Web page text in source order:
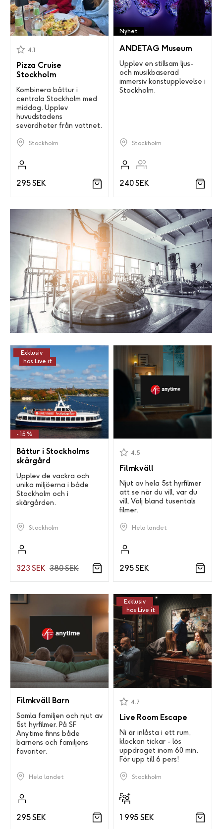
Pizza Cruise
Stockholm
4.1
Kombinera båttur i
centrala Stockholm med
middag. Upplev
huvudstadens
sevärdheter från vattnet.
Stockholm
295 SEK
Nyhet
ANDETAG Museum
Upplev en stillsam ljus-
och musikbaserad
immersiv konstupplevelse i
Stockholm.
Stockholm
240 SEK
- 15 %
Exklusiv
hos Live it
Båttur i Stockholms
skärgård
Upplev de vackra och
unika miljöerna i både
Stockholm och i
skärgården.
Stockholm
323 SEK 380 SEK
Filmkväll
4.5
Njut av hela 5st hyrfilmer
att se när du vill, var du
vill. Välj bland tusentals
filmer.
Hela landet
295 SEK
Filmkväll Barn
Samla familjen och njut av
5st hyrfilmer. På SF
Anytime finns både
barnens och familjens
favoriter.
Hela landet
295 SEK
Exklusiv
hos Live it
Live Room Escape
4.7
Ni är inlåsta i ett rum,
klockan tickar - lös
uppdraget inom 60 min.
För upp till 6 pers!
Stockholm
1 995 SEK